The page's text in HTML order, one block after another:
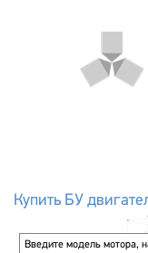
Купить БУ